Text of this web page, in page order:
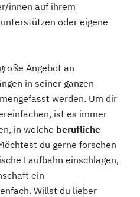
innen auf ihrem
oder eigene
Angebot an
in seiner ganzen
werden. Um dir
ist es immer
in welche berufliche
du gerne forschen
Laufbahn einschlagen,
ein
Willst du lieber